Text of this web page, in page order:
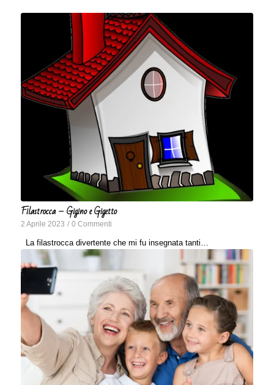
Filastrocca – Gigino e Gigetto
2 Aprile 2023 / 0 Commenti
La filastrocca divertente che mi fu insegnata tanti…